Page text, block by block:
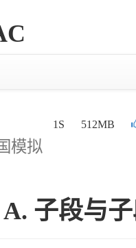
1S 512MB
模拟
A. 子段与